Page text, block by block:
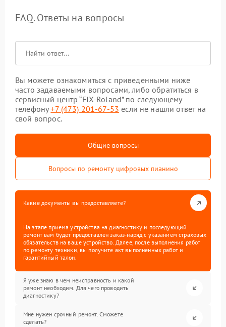
FAQ. Ответы на вопросы
Вы можете ознакомиться с приведенными ниже
часто задаваемыми вопросами, либо обратиться в
сервисный центр “FIX-Roland” по следующему
телефону+7 (473) 201-67-53 если не нашли ответ на
свой вопрос.
Общие вопросы
Вопросы по ремонту цифровых пианино
Какие документы вы предоставляете?
На этапе приема устройства на диагностику и последующий
ремонт вам будет предоставлен заказ-наряд с указанием страховых
обязательств на ваше устройство. Далее, после выполнения работ
по ремонту техники, вы получите акт выполненных работ и
гарантийный талон.
Я уже знаю в чем неисправность и какой
ремонт необходим. Для чего проводить
диагностику?
Мне нужен срочный ремонт. Сможете
сделать?